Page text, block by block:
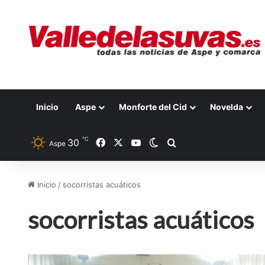
Inicio Aspe Monforte del Cid Novelda
Aspe 30 ℃ FacebookYouTubeSwitch skin
Inicio / socorristas acuáticos
socorristas acuáticos